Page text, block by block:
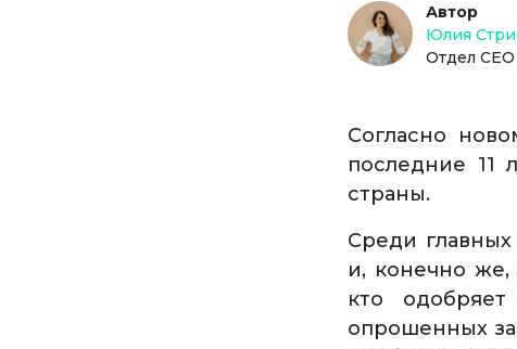
Автор
Юлия
Отдел СЕО
Согласно
последние 11
страны.
Среди
и, конечно же,
кто
опрошенных